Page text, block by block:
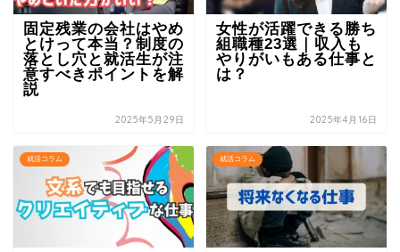
固定残業の会社はやめ
とけって本当？制度の
落とし穴と就活生が注
意すべきポイントを解
説
2025年5月29日
女性が活躍できる勝ち
組職種23選｜収入も
やりがいもある仕事と
は？
2025年4月16日
就活コラム 就活コラム